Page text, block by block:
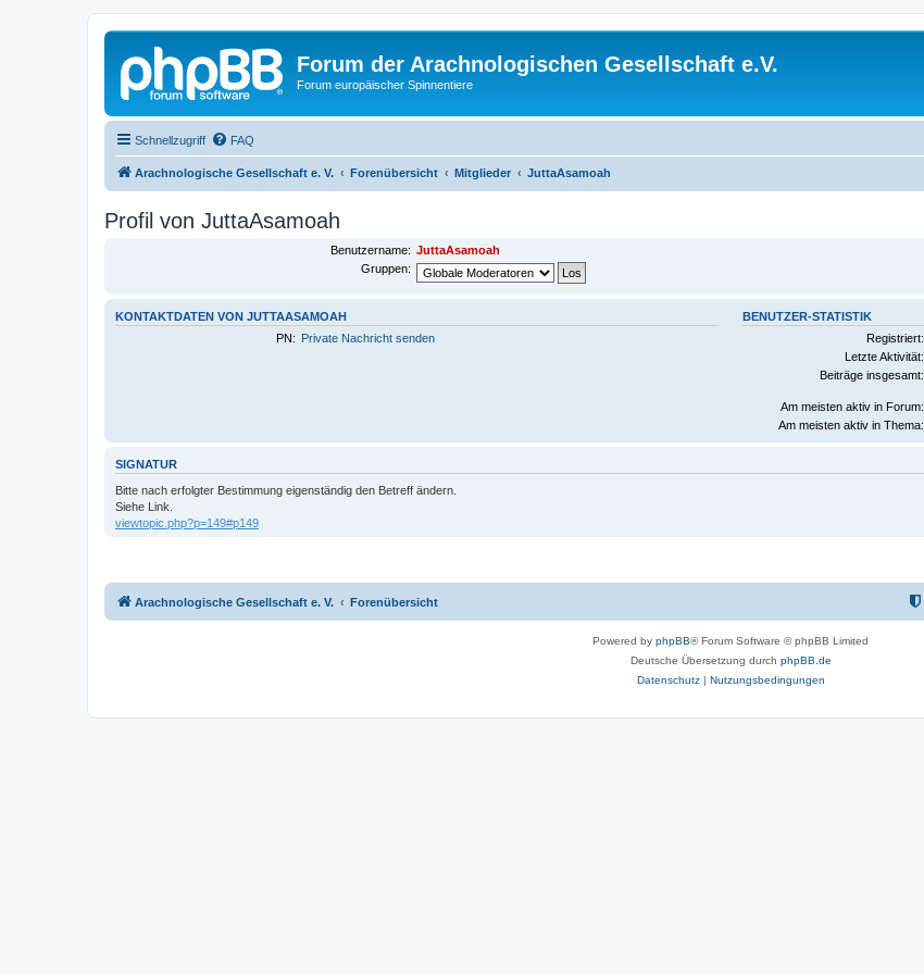
Forum der Arachnologischen Gesellschaft e.V.
Forum europäischer Spinnentiere
Schnellzugriff FAQ
Arachnologische Gesellschaft e. V. Forenübersicht Mitglieder JuttaAsamoah
Profil von JuttaAsamoah
Benutzername: JuttaAsamoah
Gruppen:
KONTAKTDATEN VON JUTTAASAMOAH
PN: Private Nachricht senden
BENUTZER-STATISTIK
Registriert:
Letzte Aktivität:
Beiträge insgesamt:
Am meisten aktiv in Forum:
Am meisten aktiv in Thema:
SIGNATUR
Bitte nach erfolgter Bestimmung eigenständig den Betreff ändern.
Siehe Link.
viewtopic.php?p=149#p149
Arachnologische Gesellschaft e. V. Forenübersicht
Powered by phpBB® Forum Software © phpBB Limited
Deutsche Übersetzung durch phpBB.de
Datenschutz| Nutzungsbedingungen